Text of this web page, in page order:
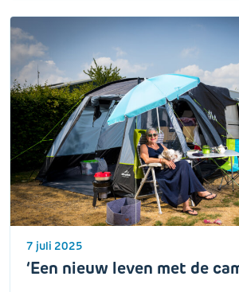
7 juli 2025
‘Een nieuw leven met de